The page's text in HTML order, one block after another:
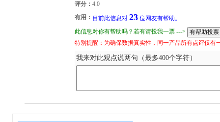
评分： 4.0
有用： 目前此信息对 23 位网友有帮助。
此信息对你有帮助吗？若有请投我一票 --->
特别提醒：为确保数据真实性，同一产品所有点评仅有
我来对此观点说两句（最多400个字符）